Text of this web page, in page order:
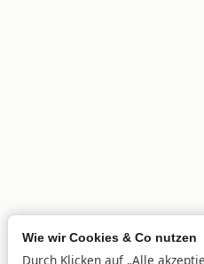
Wie wir Cookies & Co nutzen
Durch Klicken auf „Alle